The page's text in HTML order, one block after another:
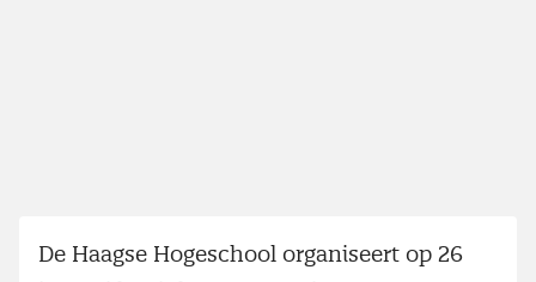
De Haagse Hogeschool organiseert op 26